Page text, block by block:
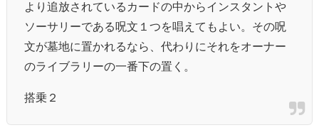
より追放されているカードの中からインスタントや
ソーサリーである呪文１つを唱えてもよい。その呪
文が墓地に置かれるなら、代わりにそれをオーナー
のライブラリーの一番下の置く。
搭乗２